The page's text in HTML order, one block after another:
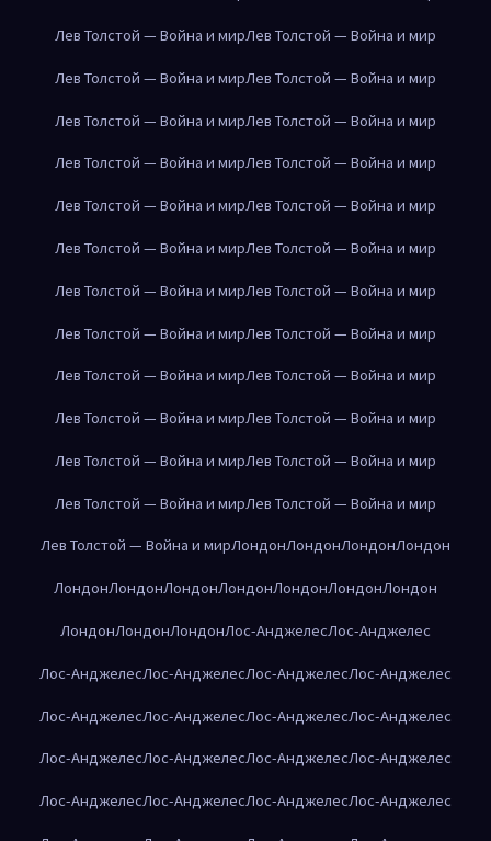
Лев Толстой — Война и мирЛев Толстой — Война и мир
Лев Толстой — Война и мирЛев Толстой — Война и мир
Лев Толстой — Война и мирЛев Толстой — Война и мир
Лев Толстой — Война и мирЛев Толстой — Война и мир
Лев Толстой — Война и мирЛев Толстой — Война и мир
Лев Толстой — Война и мирЛев Толстой — Война и мир
Лев Толстой — Война и мирЛев Толстой — Война и мир
Лев Толстой — Война и мирЛев Толстой — Война и мир
Лев Толстой — Война и мирЛев Толстой — Война и мир
Лев Толстой — Война и мирЛев Толстой — Война и мир
Лев Толстой — Война и мирЛев Толстой — Война и мир
Лев Толстой — Война и мирЛев Толстой — Война и мир
Лев Толстой — Война и мирЛондонЛондонЛондонЛондон
ЛондонЛондонЛондонЛондонЛондонЛондонЛондон
ЛондонЛондонЛондонЛос-АнджелесЛос-Анджелес
Лос-АнджелесЛос-АнджелесЛос-АнджелесЛос-Анджелес
Лос-АнджелесЛос-АнджелесЛос-АнджелесЛос-Анджелес
Лос-АнджелесЛос-АнджелесЛос-АнджелесЛос-Анджелес
Лос-АнджелесЛос-АнджелесЛос-АнджелесЛос-Анджелес